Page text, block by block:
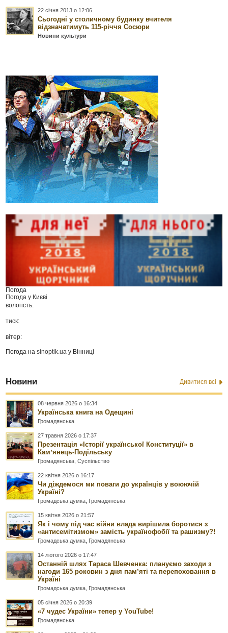
22 січня 2013 о 12:06
Сьогодні у столичному будинку вчителя
відзначатимуть 115-річчя Сосюри
Новини культури
Погода
Погода у Києві
вологість:
тиск:
вітер:
Погода наsinoptik.ua у Вінниці
Новини Дивитися всі
08 червня 2026 о 16:34
Українська книга на Одещині
Громадянська
27 травня 2026 о 17:37
Презентація «Історії української Конституції» в
Камʼянець-Подільську
Громадянська ,Суспільство
22 квітня 2026 о 16:17
Чи діждемося ми поваги до українців у воюючій
Україні?
Громадська думка Громадянська
15 квітня 2026 о 21:57
Як і чому під час війни влада вирішила боротися з
«антисемітизмом» замість українофобії та рашизму?!
Громадська думка Громадянська
14 лютого 2026 о 17:47
Останній шлях Тараса Шевченка: плануємо заходи з
нагоди 165 роковин з дня памʼяті та перепоховання в
Україні
Громадська думка Громадянська
05 січня 2026 о 20:39
«7 чудес України» тепер у YouTube!
Громадянська